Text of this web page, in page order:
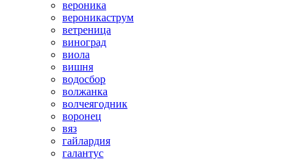
вероника
вероникаструм
ветреница
виноград
виола
вишня
водосбор
волжанка
волчеягодник
воронец
вяз
гайлардия
галантус